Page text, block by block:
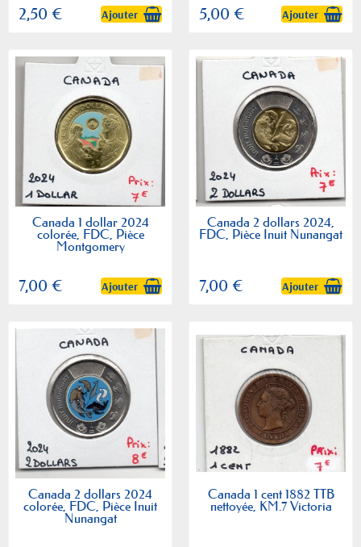
2,50 € Ajouter 5,00 € Ajouter
Canada 1 dollar 2024
colorée, FDC, Pièce
Montgomery
7,00 € Ajouter
Canada 2 dollars 2024,
FDC, Pièce Inuit Nunangat
7,00 € Ajouter
Canada 2 dollars 2024
colorée, FDC, Pièce Inuit
Nunangat
Canada 1 cent 1882 TTB
nettoyée, KM.7 Victoria